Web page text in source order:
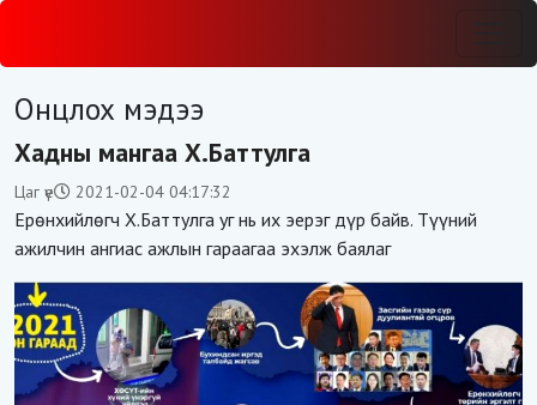
Онцлох мэдээ
Хадны мангаа Х.Баттулга
Цаг үе 2021-02-04 04:17:32
Ерөнхийлөгч Х.Баттулга уг нь их эерэг дүр байв. Түүний
ажилчин ангиас ажлын гараагаа эхэлж баялаг